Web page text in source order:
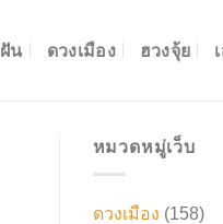
น ดวงเมือง ฮวงจุ้ย
หมวดหมู่เว็บ
ดวงเมือง (158)